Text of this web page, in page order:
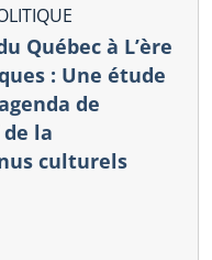
Québec à L’ère
: Une étude
de
la
culturels